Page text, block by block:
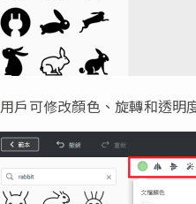
戶可修改顏色、旋轉和透明